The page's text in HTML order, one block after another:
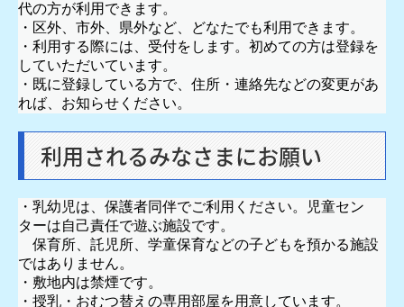
代の方が利用できます。
・区外、市外、県外など、どなたでも利用できます。
・利用する際には、受付をします。初めての方は登録を
していただいています。
・既に登録している方で、住所・連絡先などの変更があ
れば、お知らせください。
利用されるみなさまにお願い
・乳幼児は、保護者同伴でご利用ください。児童セン
ターは自己責任で遊ぶ施設です。
保育所、託児所、学童保育などの子どもを預かる施設
ではありません。
・敷地内は禁煙です。
・授乳・おむつ替えの専用部屋を用意しています。